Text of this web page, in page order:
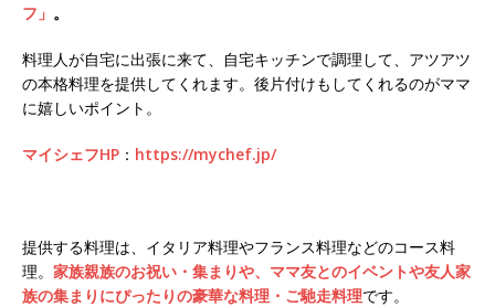
フ」 。
料理人が自宅に出張に来て、自宅キッチンで調理して、アツアツ
の本格料理を提供してくれます。後片付けもしてくれるのがママ
に嬉しいポイント。
マイシェフHP ： https://mychef.jp/
提供する料理は、イタリア料理やフランス料理などのコース料
理。 家族親族のお祝い・集まりや、ママ友とのイベントや友人家
族の集まりにぴったりの豪華な料理・ご馳走料理です。